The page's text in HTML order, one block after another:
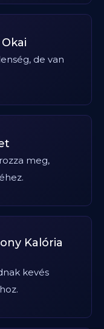
de van
meg,
Kalória
kevés